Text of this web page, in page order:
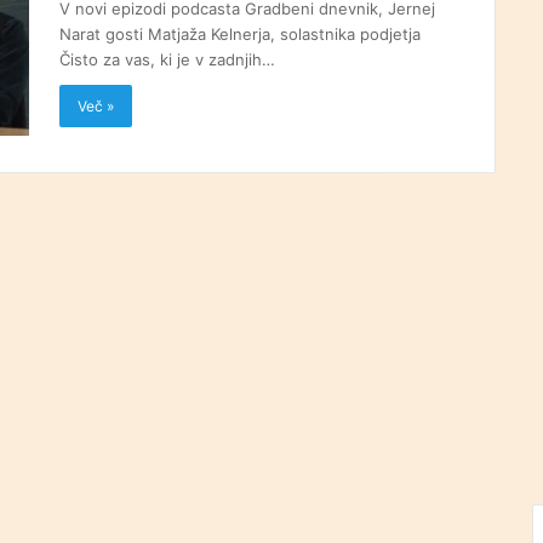
V novi epizodi podcasta Gradbeni dnevnik, Jernej
Narat gosti Matjaža Kelnerja, solastnika podjetja
Čisto za vas, ki je v zadnjih…
Več »